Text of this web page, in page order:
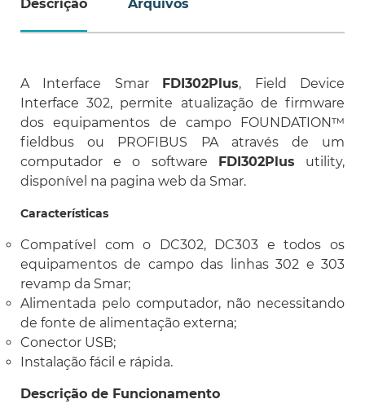
Descrição Arquivos
A Interface Smar FDI302Plus, Field Device
Interface 302, permite atualização de firmware
dos equipamentos de campo FOUNDATION™
fieldbus ou PROFIBUS PA através de um
computador e o software FDI302Plus utility,
disponível na pagina web da Smar.
Características
Compatível com o DC302, DC303 e todos os
equipamentos de campo das linhas 302 e 303
revamp da Smar;
Alimentada pelo computador, não necessitando
de fonte de alimentação externa;
Conector USB;
Instalação fácil e rápida.
Descrição de Funcionamento